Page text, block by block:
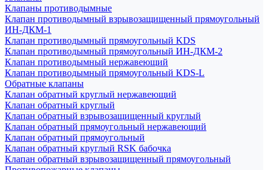
Клапаны противодымные
Клапан противодымный взрывозащищенный прямоугольный
ИН-ДКМ-1
Клапан противодымный прямоугольный KDS
Клапан противодымный прямоугольный ИН-ДКМ-2
Клапан противодымный нержавеющий
Клапан противодымный прямоугольный KDS-L
Обратные клапаны
Клапан обратный круглый нержавеющий
Клапан обратный круглый
Клапан обратный взрывозащищенный круглый
Клапан обратный прямоугольный нержавеющий
Клапан обратный прямоугольный
Клапан обратный круглый RSK бабочка
Клапан обратный взрывозащищенный прямоугольный